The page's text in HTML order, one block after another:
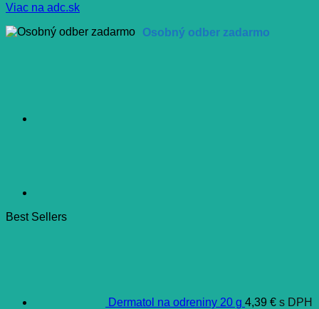
Viac na adc.sk
Osobný odber zadarmo
Best Sellers
Dermatol na odreniny 20 g 4,39 € s DPH